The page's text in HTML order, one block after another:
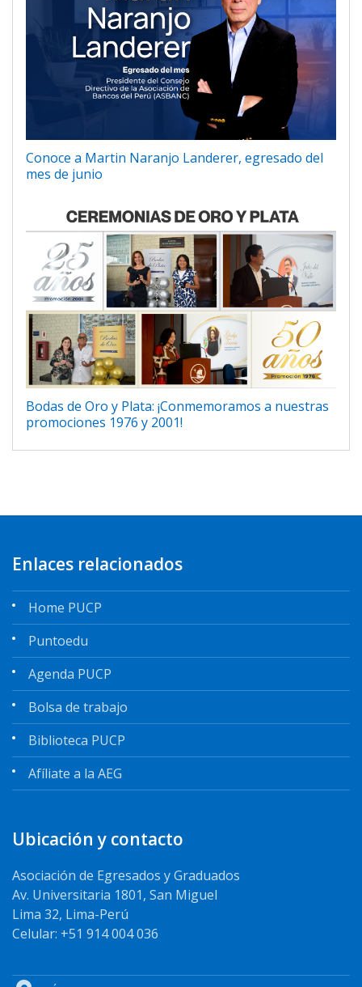
Conoce a Martin Naranjo Landerer, egresado del
mes de junio
Bodas de Oro y Plata: ¡Conmemoramos a nuestras
promociones 1976 y 2001!
Enlaces relacionados
Home PUCP
Puntoedu
Agenda PUCP
Bolsa de trabajo
Biblioteca PUCP
Afíliate a la AEG
Ubicación y contacto
Asociación de Egresados y Graduados
Av. Universitaria 1801, San Miguel
Lima 32, Lima-Perú
Celular: +51 914 004 036